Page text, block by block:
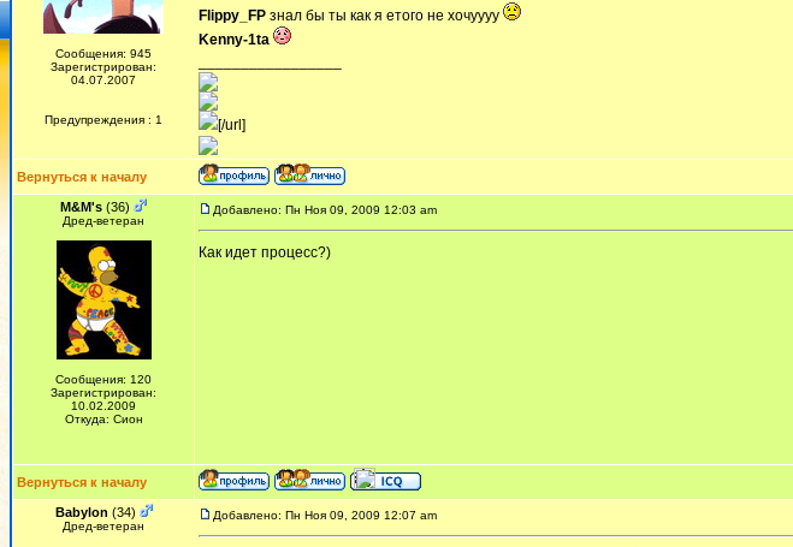
Сообщения: 945
Зарегистрирован:
04.07.2007
Предупреждения : 1
Flippy_FP знал бы ты как я етого не хочуууу
Kenny-1ta
[/url]
Вернуться к началу
M&M's (36)
Дред-ветеран
Сообщения: 120
Зарегистрирован:
10.02.2009
Откуда: Сион
Добавлено: Пн Ноя 09, 2009 12:03 am
Как идет процесс?)
Вернуться к началу
Babylon (34)
Дред-ветеран
Добавлено: Пн Ноя 09, 2009 12:07 am